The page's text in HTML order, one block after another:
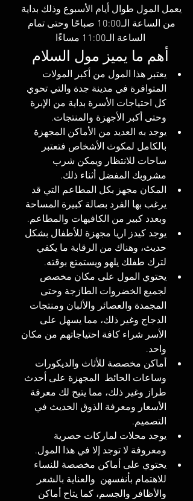
يعمل المول طوال أيام الأسبوع وذلك بداية
من الساعة الـ10:00 صباحًا وحتى تمام
الساعة الـ11:00 مساءًا
أهم ما يميز مول السلام
يعتبر هذا المول من أكبر المولات
المتوافرة في مدينة جدة والتي تحوي
كل احتياجات الأسرة بداية من الإبرة
وحتى أكبر الأجهزة والمنتجات.
يوجد به العديد من الأماكن المجهزة
بالكامل لمكوث الأشخاص فتعتبر
ساحات للانتظار ويمكن شرب
مشروبك المفضل أثناء ذلك.
المكان مجهز بكل المطاعم التي قد
يرغب بها الفرد بصالة كبيرة المساحة
وبعدد كبير من الكافيهات والمطاعم.
يوجد كيدز اريا مجهزة للأطفال بشكل
حديث، وهناك من الرقابة ما يكفي
لترك طفلك يلهو ويستمتع بوقته.
يحتوي المول على مكان مخصص
لجميع الخضروات الطازجة وحتى
المجمدة والعصائر والألبان ومنتجات
الدجاج وغير ذلك، مما يسهل على
الأسر شراء كافة احتياجاتهم من مكان
واحد.
أماكن مخصصة للأثاث والديكورات
وساعات الحائط  المجهزة على أحدث
طراز وغير ذلك، مما يتيح لك معرفة
الأسعار ومعرفة الذوق الحديث في
التصميم.
يوجد محلات لماركات حصرية
ومعروفة لا توجد إلا في هذا المول.
يحتوي على أماكن مخصصة للنساء
للاهتمام بأنفسهن  والعناية بالشعر
والأظافر والجسم، كما يتاح أماكن